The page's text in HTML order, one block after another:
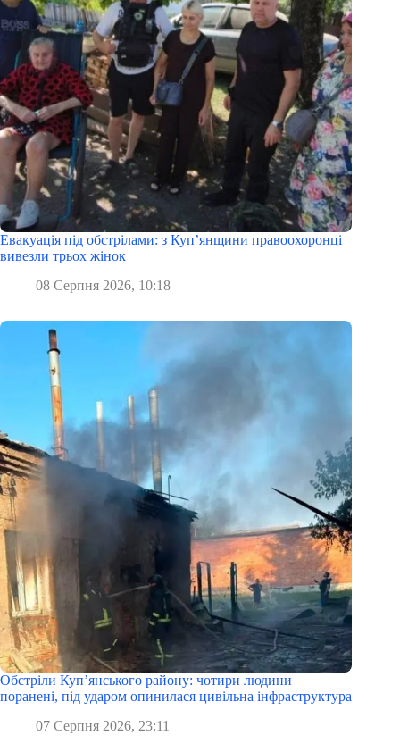
Евакуація під обстрілами: з Куп’янщини правоохоронці
вивезли трьох жінок
08 Серпня 2026, 10:18
Обстріли Куп’янського району: чотири людини
поранені, під ударом опинилася цивільна інфраструктура
07 Серпня 2026, 23:11